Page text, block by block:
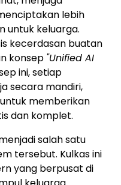
lebih
untuk keluarga.
kecerdasan buatan
konsep "Unified AI
ini, setiap
secara mandiri,
memberikan
dan komplet.
salah satu
tersebut. Kulkas ini
yang berpusat di